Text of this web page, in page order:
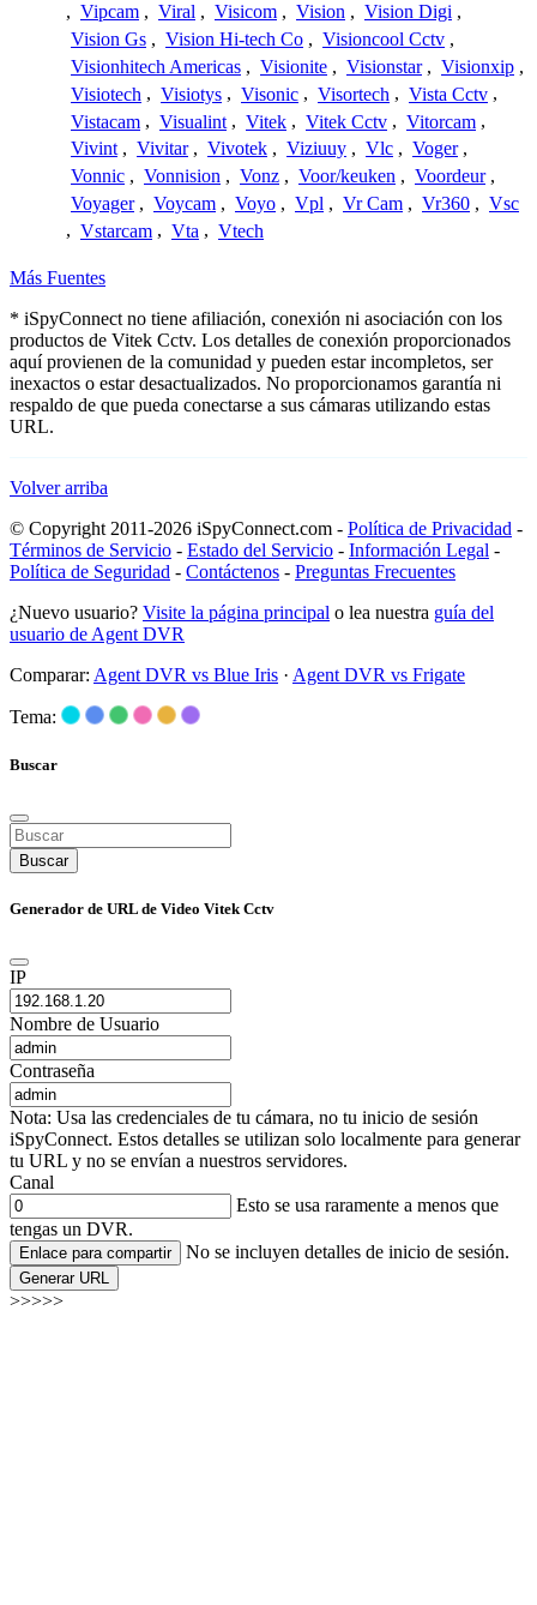
, Vipcam , Viral , Visicom , Vision , Vision Digi ,
Vision Gs , Vision Hi-tech Co , Visioncool Cctv ,
Visionhitech Americas , Visionite , Visionstar , Visionxip ,
Visiotech , Visiotys , Visonic , Visortech , Vista Cctv ,
Vistacam , Visualint , Vitek , Vitek Cctv , Vitorcam ,
Vivint , Vivitar , Vivotek , Viziuuy , Vlc , Voger ,
Vonnic , Vonnision , Vonz , Voor/keuken , Voordeur ,
Voyager , Voycam , Voyo , Vpl , Vr Cam , Vr360 , Vsc
, Vstarcam , Vta , Vtech
Más Fuentes
* iSpyConnect no tiene afiliación, conexión ni asociación con los
productos de Vitek Cctv. Los detalles de conexión proporcionados
aquí provienen de la comunidad y pueden estar incompletos, ser
inexactos o estar desactualizados. No proporcionamos garantía ni
respaldo de que pueda conectarse a sus cámaras utilizando estas
URL.
Volver arriba
© Copyright 2011-2026 iSpyConnect.com - Política de Privacidad -
Términos de Servicio - Estado del Servicio - Información Legal -
Política de Seguridad - Contáctenos - Preguntas Frecuentes
¿Nuevo usuario? Visite la página principal o lea nuestra guía del
usuario de Agent DVR
Comparar: Agent DVR vs Blue Iris · Agent DVR vs Frigate
Tema:
Buscar
Buscar
Generador de URL de Video Vitek Cctv
IP
Nombre de Usuario
Contraseña
Nota: Usa las credenciales de tu cámara, no tu inicio de sesión
iSpyConnect. Estos detalles se utilizan solo localmente para generar
tu URL y no se envían a nuestros servidores.
Canal
Esto se usa raramente a menos que
tengas un DVR.
Enlace para compartir No se incluyen detalles de inicio de sesión.
Generar URL
>>>>>